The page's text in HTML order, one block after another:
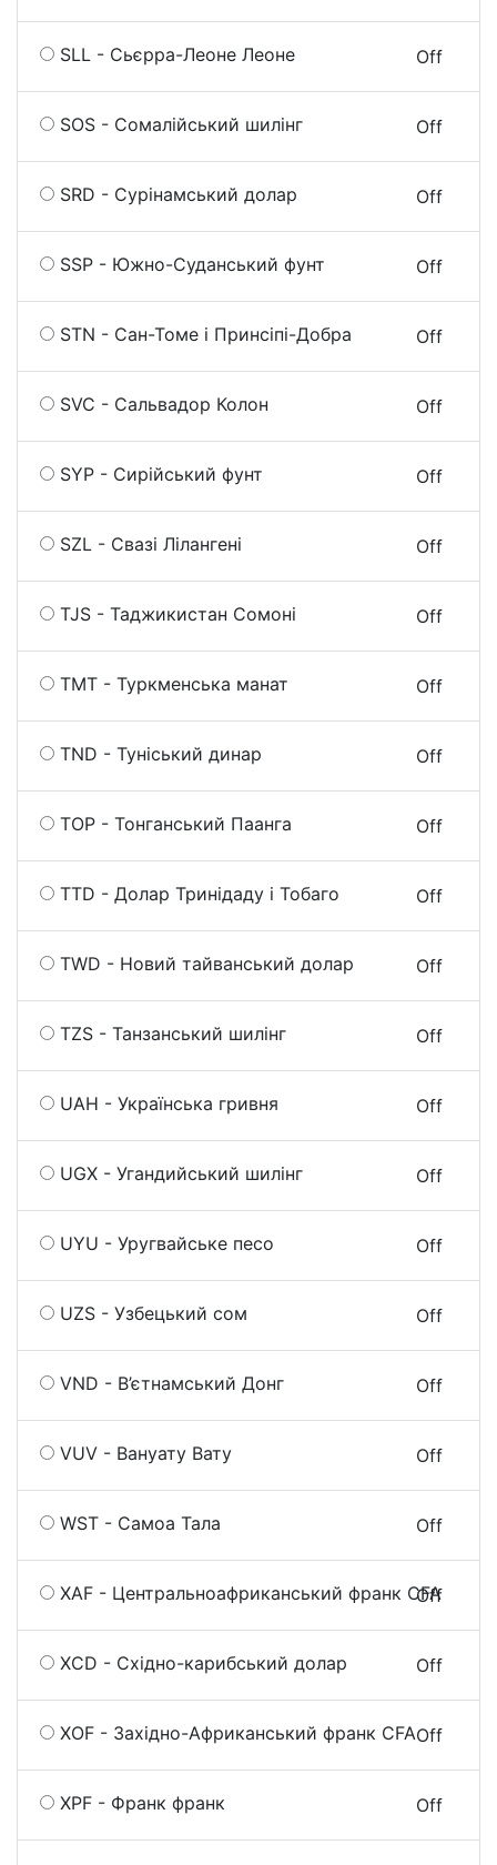
SLL - Сьєрра-Леоне Леоне Off
SOS - Сомалійський шилінг Off
SRD - Сурінамський долар Off
SSP - Южно-Суданський фунт Off
STN - Сан-Томе і Принсіпі-Добра
On Off
SVC - Сальвадор Колон Off
SYP - Сирійський фунт Off
SZL - Свазі Лілангені Off
TJS - Таджикистан Сомоні Off
TMT - Туркменська манат Off
TND - Туніський динар Off
TOP - Тонганський Паанга Off
TTD - Долар Тринідаду і ТобагоOn Off
TWD - Новий тайванський долар
On Off
TZS - Танзанський шилінг Off
UAH - Українська гривня Off
UGX - Угандийський шилінг Off
UYU - Уругвайське песо Off
UZS - Узбецький сом Off
VND - В’єтнамський Донг Off
VUV - Вануату Вату Off
WST - Самоа Тала Off
XAF - Центральноафриканський франк CFA
On Off
XCD - Східно-карибський долар
On Off
XOF - Західно-Африканський франк CFA
On Off
XPF - Франк франк Off